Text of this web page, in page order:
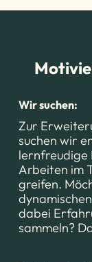
Wir suchen:
Zur
suchen wir
lernfreudige
Arbeiten im
greifen.
dabei
sammeln?